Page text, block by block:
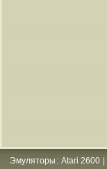
Эмуляторы : Atari 2600